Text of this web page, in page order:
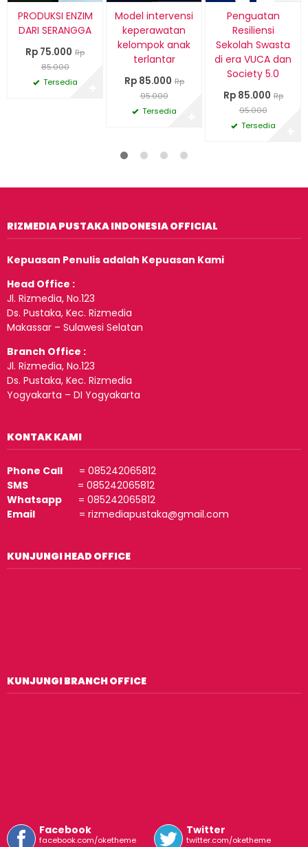
PRODUKSI ENZIM
DARI SERANGGA
Rp 75.000 Rp
85.000
Tersedia
Model intervensi
keperawatan
kelompok anak
terlantar
Rp 85.000 Rp
95.000
Tersedia
Penguatan
Resiliensi
Sekolah Swasta
di era VUCA dan
Society 5.0
Rp 85.000 Rp
95.000
Tersedia
RIZMEDIA PUSTAKA INDONESIA OFFICIAL
Kepuasan Penulis adalah Kepuasan Kami
Head Office :
Jl. Rizmedia, No.123
Ds. Pustaka, Kec. Rizmedia
Makassar – Sulawesi Selatan
Branch Office :
Jl. Rizmedia, No.123
Ds. Pustaka, Kec. Rizmedia
Yogyakarta – DI Yogyakarta
KONTAK KAMI
Phone Call = 085242065812
SMS = 085242065812
Whatsapp = 085242065812
Email = rizmediapustaka@gmail.com
KUNJUNGI HEAD OFFICE
KUNJUNGI BRANCH OFFICE
Facebook
facebook.com/oketheme
Twitter
twitter.com/oketheme